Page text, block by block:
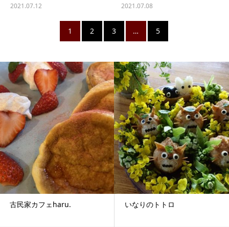
2021.07.12 2021.07.08
1 2 3 … 5
古民家カフェharu. いなりのトトロ